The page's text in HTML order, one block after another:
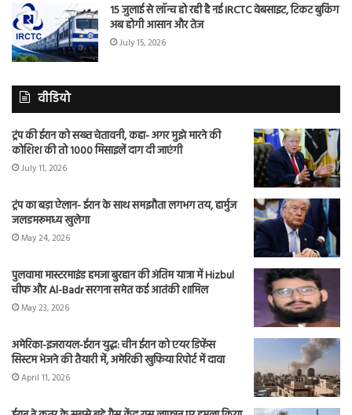
15 जुलाई से लॉन्च हो रही है नई IRCTC वेबसाइट, टिकट बुकिंग
अब होगी आसान और तेज
July 15, 2026
वीडियो
ट्रंप की ईरान को सख्त चेतावनी, कहा- अगर मुझे मारने की
कोशिश की तो 1000 मिसाइलें दाग दी जाएंगी
July 11, 2026
ट्रंप का बड़ा ऐलान- ईरान के साथ समझौता लगभग तय, हार्मुज
जलडमरूमध्य खुलेगा
May 24, 2026
पुलवामा मास्टरमाइंड हमजा बुरहान की अंतिम यात्रा में Hizbul
चीफ और Al-Badr सरगना समेत कई आतंकी शामिल
May 23, 2026
अमेरिका-इजरायल-ईरान युद्ध: चीन ईरान को एयर डिफेंस
सिस्टम भेजने की तैयारी में, अमेरिकी खुफिया रिपोर्ट में दावा
April 11, 2026